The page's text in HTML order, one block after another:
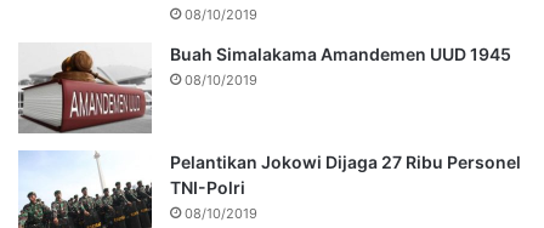
08/10/2019
Buah Simalakama Amandemen UUD 1945
08/10/2019
Pelantikan Jokowi Dijaga 27 Ribu Personel
TNI-Polri
08/10/2019